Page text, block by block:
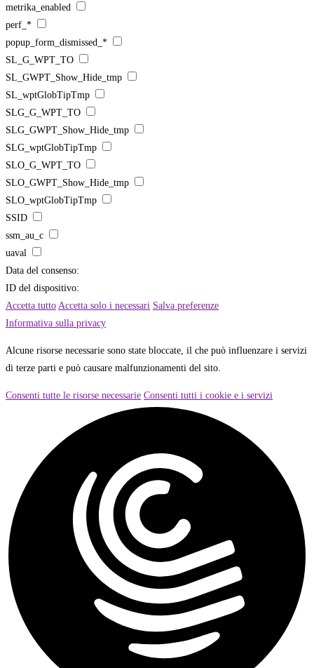
metrika_enabled
perf_*
popup_form_dismissed_*
SL_G_WPT_TO
SL_GWPT_Show_Hide_tmp
SL_wptGlobTipTmp
SLG_G_WPT_TO
SLG_GWPT_Show_Hide_tmp
SLG_wptGlobTipTmp
SLO_G_WPT_TO
SLO_GWPT_Show_Hide_tmp
SLO_wptGlobTipTmp
SSID
ssm_au_c
uaval
Data del consenso:
ID del dispositivo:
Accetta tutto Accetta solo i necessari Salva preferenze
Informativa sulla privacy
Alcune risorse necessarie sono state bloccate, il che può influenzare i servizi
di terze parti e può causare malfunzionamenti del sito.
Consenti tutte le risorse necessarie Consenti tutti i cookie e i servizi